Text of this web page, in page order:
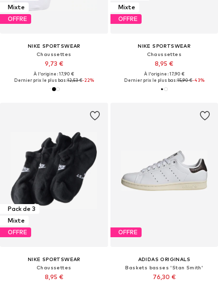
Mixte
OFFRE
NIKE SPORTSWEAR
Chaussettes
9,73 €
À l'origine : 17,90 €
Dernier prix le plus bas :12,53 €-22%
Mixte
OFFRE
NIKE SPORTSWEAR
Chaussettes
8,95 €
À l'origine : 17,90 €
Dernier prix le plus bas :15,90 €-43%
Pack de 3
Mixte
OFFRE
NIKE SPORTSWEAR
Chaussettes
8,95 €
OFFRE
ADIDAS ORIGINALS
Baskets basses 'Stan Smith'
76,30 €